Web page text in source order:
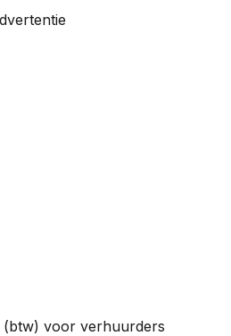
(btw) voor verhuurders